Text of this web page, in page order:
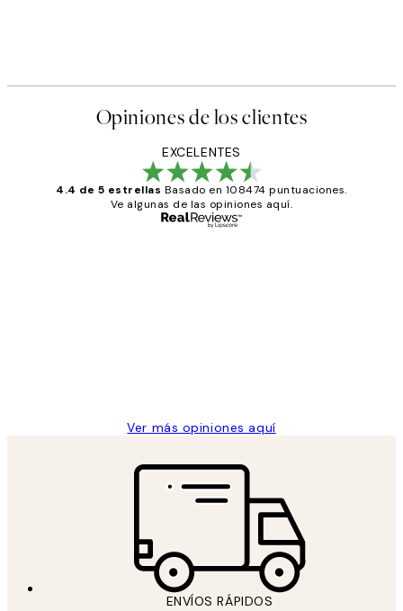
Opiniones de los clientes
EXCELENTES
4.4 de 5 estrellas Basado en 108474 puntuaciones.
Ve algunas de las opiniones aquí.
Ver más opiniones aquí
ENVÍOS RÁPIDOS